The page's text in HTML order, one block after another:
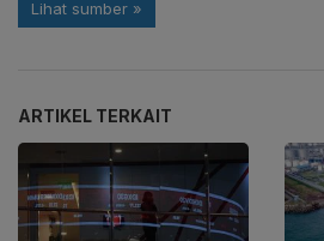
ARTIKEL TERKAIT